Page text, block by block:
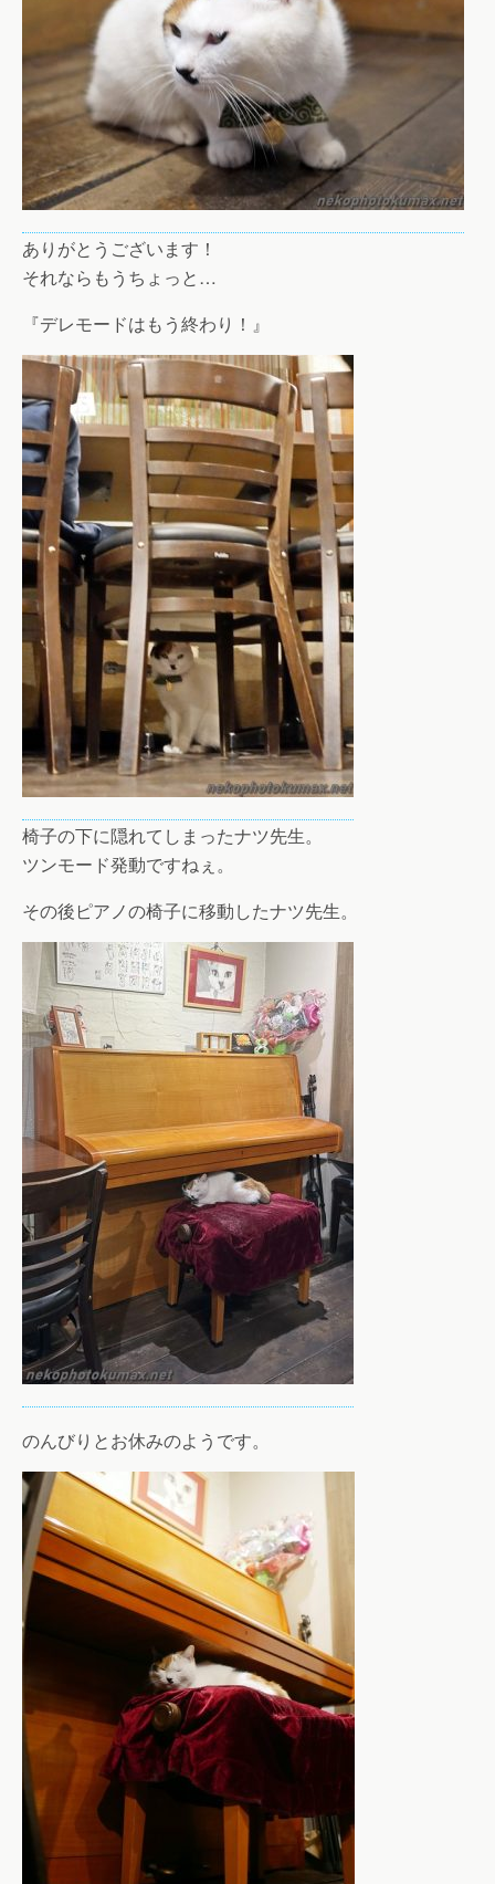
ありがとうございます！
それならもうちょっと…
『デレモードはもう終わり！』
椅子の下に隠れてしまったナツ先生。
ツンモード発動ですねぇ。
その後ピアノの椅子に移動したナツ先生。
のんびりとお休みのようです。